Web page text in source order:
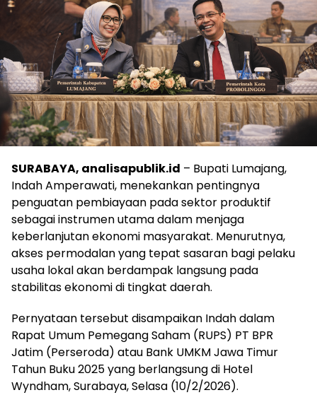
SURABAYA, analisapublik.id – Bupati Lumajang,
Indah Amperawati, menekankan pentingnya
penguatan pembiayaan pada sektor produktif
sebagai instrumen utama dalam menjaga
keberlanjutan ekonomi masyarakat. Menurutnya,
akses permodalan yang tepat sasaran bagi pelaku
usaha lokal akan berdampak langsung pada
stabilitas ekonomi di tingkat daerah.
Pernyataan tersebut disampaikan Indah dalam
Rapat Umum Pemegang Saham (RUPS) PT BPR
Jatim (Perseroda) atau Bank UMKM Jawa Timur
Tahun Buku 2025 yang berlangsung di Hotel
Wyndham, Surabaya, Selasa (10/2/2026).